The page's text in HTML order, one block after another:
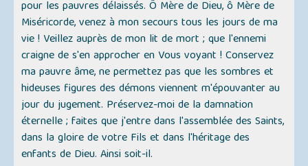
pour les pauvres délaissés. Ô Mère de Dieu, ô Mère de
Miséricorde, venez à mon secours tous les jours de ma
vie ! Veillez auprès de mon lit de mort ; que l'ennemi
craigne de s'en approcher en Vous voyant ! Conservez
ma pauvre âme, ne permettez pas que les sombres et
hideuses figures des démons viennent m'épouvanter au
jour du jugement. Préservez-moi de la damnation
éternelle ; faites que j'entre dans l'assemblée des Saints,
dans la gloire de votre Fils et dans l'héritage des
enfants de Dieu. Ainsi soit-il.